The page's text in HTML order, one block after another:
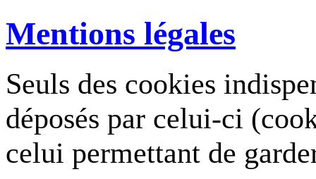
Mentions légales
Seuls des cookies
déposés par celui-ci
celui permettant de